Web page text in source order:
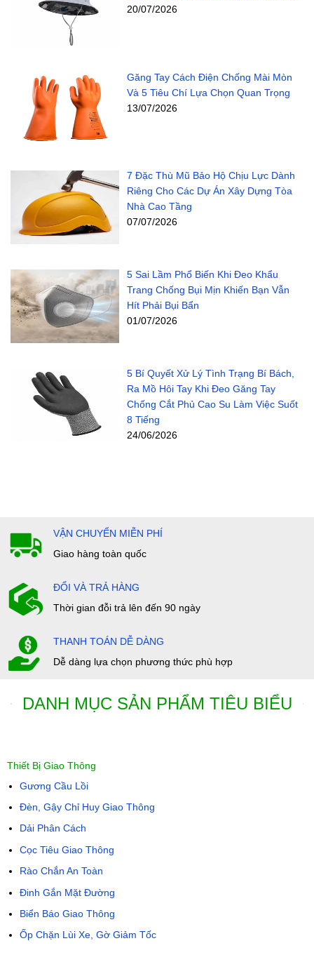
20/07/2026
Găng Tay Cách Điện Chống Mài Mòn
Và 5 Tiêu Chí Lựa Chọn Quan Trọng
13/07/2026
7 Đặc Thù Mũ Bảo Hộ Chịu Lực Dành
Riêng Cho Các Dự Án Xây Dựng Tòa
Nhà Cao Tầng
07/07/2026
5 Sai Lầm Phổ Biến Khi Đeo Khẩu
Trang Chống Bụi Mịn Khiến Bạn Vẫn
Hít Phải Bụi Bẩn
01/07/2026
5 Bí Quyết Xử Lý Tình Trạng Bí Bách,
Ra Mồ Hôi Tay Khi Đeo Găng Tay
Chống Cắt Phủ Cao Su Làm Việc Suốt
8 Tiếng
24/06/2026
VẬN CHUYỂN MIỄN PHÍ
Giao hàng toàn quốc
ĐỔI VÀ TRẢ HÀNG
Thời gian đỗi trả lên đến 90 ngày
THANH TOÁN DỄ DÀNG
Dễ dàng lựa chọn phương thức phù hợp
DANH MỤC SẢN PHẨM TIÊU BIỂU
Thiết Bị Giao Thông
Gương Cầu Lồi
Đèn, Gậy Chỉ Huy Giao Thông
Dải Phân Cách
Cọc Tiêu Giao Thông
Rào Chắn An Toàn
Đinh Gắn Mặt Đường
Biển Báo Giao Thông
Ốp Chặn Lùi Xe, Gờ Giảm Tốc